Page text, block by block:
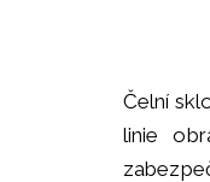
Čelní
linie